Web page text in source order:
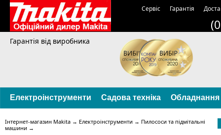
Сервіс Гарантія
Гарантія від виробника
Електроінструменти Садова техніка Обладнання
Інтернет-магазин Makita → Електроінструменти → Пилососи та підмітальні
машини →